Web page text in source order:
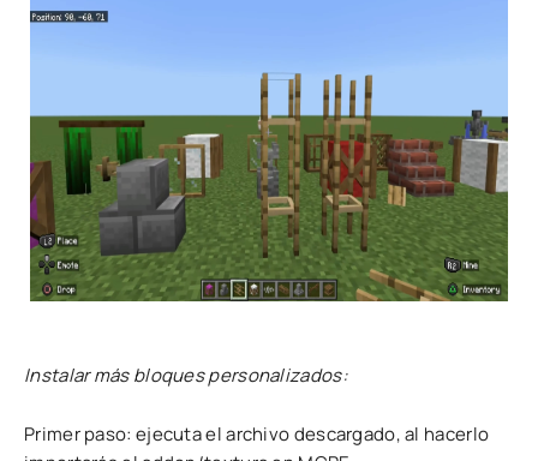
Instalar más bloques personalizados:
Primer paso: ejecuta el archivo descargado, al hacerlo